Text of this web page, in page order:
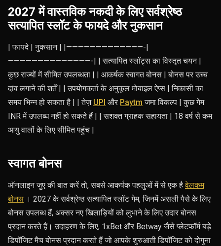
2027 में वास्तविक नकदी के लिए सर्वश्रेष्ठ
सत्यापित स्लॉट के फायदे और नुकसान
| फायदे | नुकसान | |—————————————-|
——————————————-| | सत्यापित स्लॉट्स का विस्तृत चयन |
कुछ राज्यों में सीमित उपलब्धता | | आकर्षक स्वागत बोनस | बोनस पर उच्च
दांव लगाने की शर्तें | | उपयोगकर्ता के अनुकूल मोबाइल ऐप्स | निकासी का
समय भिन्न हो सकता है | | तेज़ UPI और Paytm जमा विकल्प | कुछ गेम
INR में उपलब्ध नहीं हो सकते हैं | | सशक्त ग्राहक सहायता | 18 वर्ष से कम
आयु वालों के लिए सीमित पहुंच |
स्वागत बोनस
ऑनलाइन जुए की बात करें तो, सबसे आकर्षक पहलुओं में से एक हैवेलकम
बोनस । 2027 के सर्वश्रेष्ठ सत्यापित स्लॉट गेम, जिनमें असली पैसे के लिए
बोनस उपलब्ध हैं, अक्सर नए खिलाड़ियों को लुभाने के लिए उदार बोनस
प्रदान करते हैं। उदाहरण के लिए, 1xBet और Betway जैसे प्लेटफॉर्म बड़े
डिपॉजिट मैच बोनस प्रदान करते हैं जो आपके शुरुआती डिपॉजिट को दोगुना